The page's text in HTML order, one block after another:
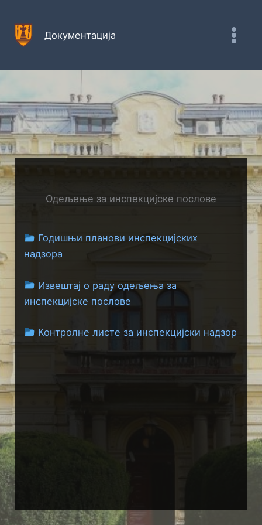
садржај
Документација
Одељење за инспекцијске послове
Годишњи планови инспекцијских
надзора
Извештај о раду одељења за
инспекцијске послове
Контролне листе за инспекцијски надзор